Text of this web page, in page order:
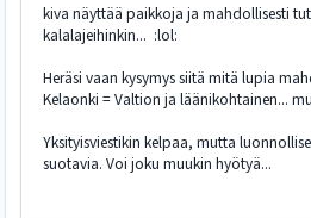
kiva näyttää paikkoja ja mahdollisesti
kalalajeihinkin... :lol:
Heräsi vaan kysymys siitä mitä lupia
Kelaonki = Valtion ja läänikohtainen...
Yksityisviestikin kelpaa, mutta
suotavia. Voi joku muukin hyötyä...